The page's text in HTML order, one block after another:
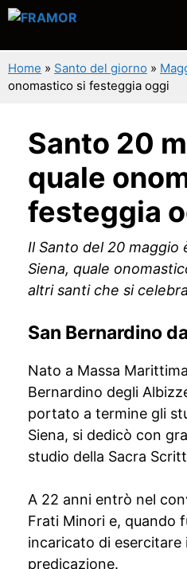
Vai
contenuto
Home » Santo del giorno »
onomastico si festeggia oggi
Santo 20
quale
festeggia
Il Santo del 20 maggio
Siena, quale
altri santi che si
San Bernardino
Nato a Massa
Bernardino degli
portato a termine gli
Siena, si dedicò con
studio della Sacra
A 22 anni entrò nel
Frati Minori e, quando
incaricato di esercitare
predicazione.